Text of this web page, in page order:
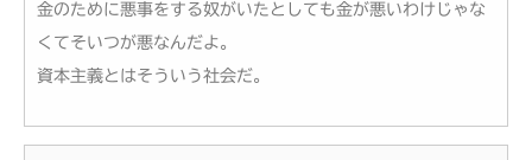
金のために悪事をする奴がいたとしても金が悪いわけじゃな
くてそいつが悪なんだよ。
資本主義とはそういう社会だ。